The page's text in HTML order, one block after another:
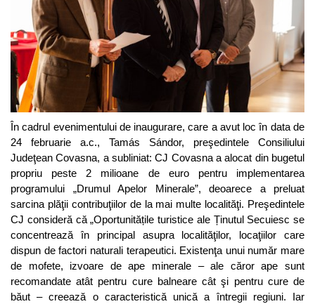
În cadrul evenimentului de inaugurare, care a avut loc în data de
24 februarie a.c., Tamás Sándor, preşedintele Consiliului
Judeţean Covasna, a subliniat: CJ Covasna a alocat din bugetul
propriu peste 2 milioane de euro pentru implementarea
programului „Drumul Apelor Minerale”, deoarece a preluat
sarcina plăţii contribuţiilor de la mai multe localităţi. Preşedintele
CJ consideră că „Oportunitățile turistice ale Ținutul Secuiesc se
concentrează în principal asupra localităţilor, locaţiilor care
dispun de factori naturali terapeutici. Existenţa unui număr mare
de mofete, izvoare de ape minerale – ale căror ape sunt
recomandate atât pentru cure balneare cât şi pentru cure de
băut – creează o caracteristică unică a întregii regiuni. Iar